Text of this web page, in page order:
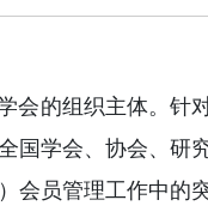
会的组织主体。针
国学会、协会、研
会员管理工作中的